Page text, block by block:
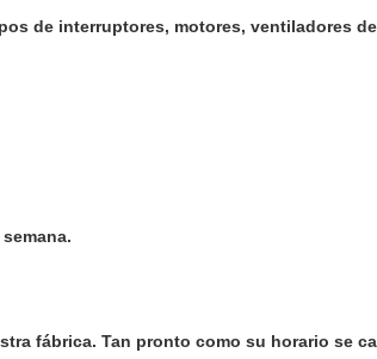
de interruptores, motores, ventiladores
fábrica. Tan pronto como su horario se